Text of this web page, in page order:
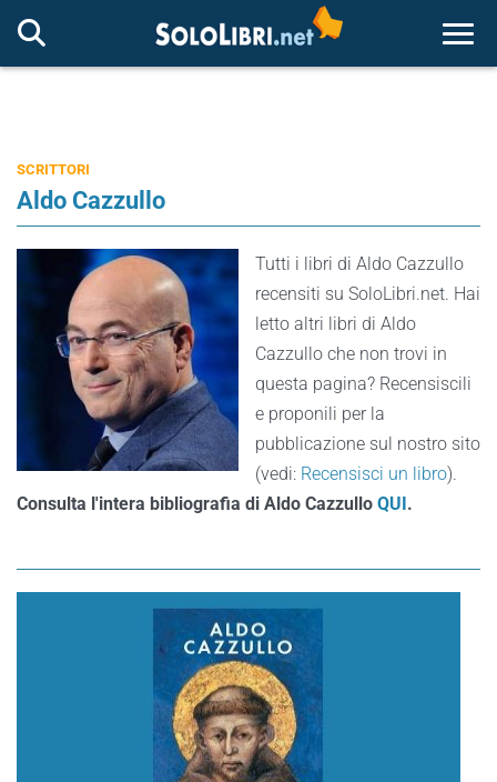
SCRITTORI
Aldo Cazzullo
Tutti i libri di Aldo Cazzullo
recensiti su SoloLibri.net. Hai
letto altri libri di Aldo
Cazzullo che non trovi in
questa pagina? Recensiscili
e proponili per la
pubblicazione sul nostro sito
(vedi: Recensisci un libro).
Consulta l'intera bibliografia di Aldo Cazzullo QUI.